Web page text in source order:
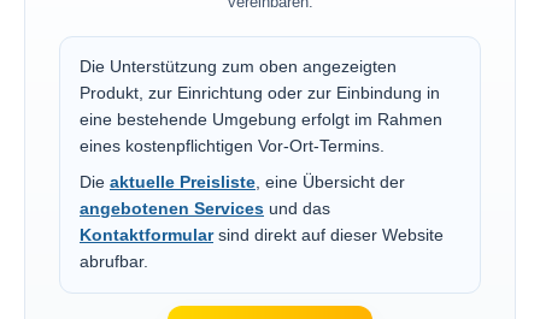
Die Unterstützung zum oben angezeigten
Produkt, zur Einrichtung oder zur Einbindung in
eine bestehende Umgebung erfolgt im Rahmen
eines kostenpflichtigen Vor-Ort-Termins.
Die aktuelle Preisliste, eine Übersicht der
angebotenen Services und das
Kontaktformularsind direkt auf dieser Website
abrufbar.